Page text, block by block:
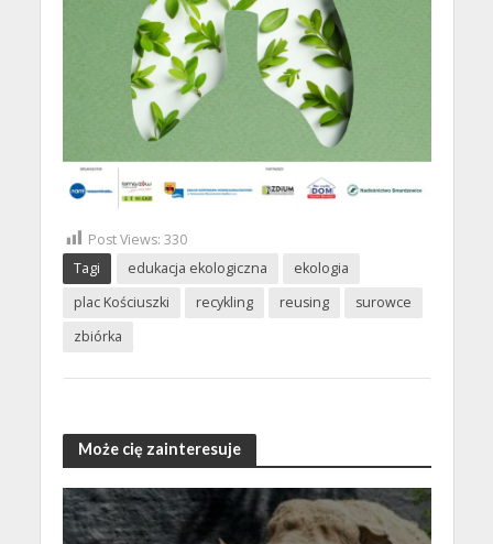
Post Views: 330
Tagi
edukacja ekologiczna
ekologia
plac Kościuszki
recykling reusing
surowce
zbiórka
Może cię zainteresuje